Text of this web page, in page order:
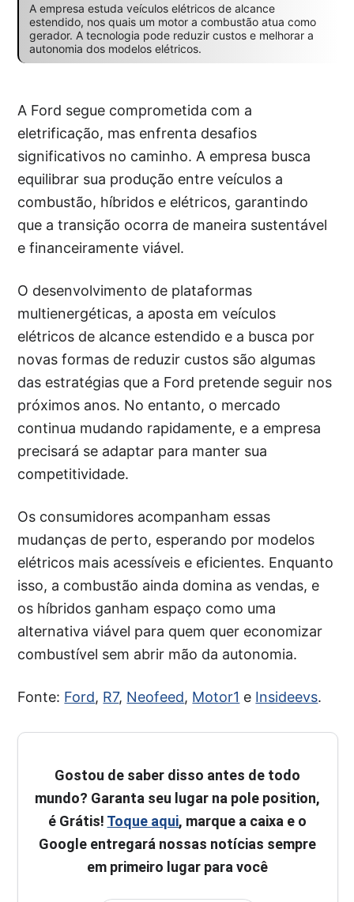
A empresa estuda veículos elétricos de alcance
estendido, nos quais um motor a combustão atua como
gerador. A tecnologia pode reduzir custos e melhorar a
autonomia dos modelos elétricos.
A Ford segue comprometida com a
eletrificação, mas enfrenta desafios
significativos no caminho. A empresa busca
equilibrar sua produção entre veículos a
combustão, híbridos e elétricos, garantindo
que a transição ocorra de maneira sustentável
e financeiramente viável.
O desenvolvimento de plataformas
multienergéticas, a aposta em veículos
elétricos de alcance estendido e a busca por
novas formas de reduzir custos são algumas
das estratégias que a Ford pretende seguir nos
próximos anos. No entanto, o mercado
continua mudando rapidamente, e a empresa
precisará se adaptar para manter sua
competitividade.
Os consumidores acompanham essas
mudanças de perto, esperando por modelos
elétricos mais acessíveis e eficientes. Enquanto
isso, a combustão ainda domina as vendas, e
os híbridos ganham espaço como uma
alternativa viável para quem quer economizar
combustível sem abrir mão da autonomia.
Fonte: Ford, R7, Neofeed, Motor1 e Insideevs.
Gostou de saber disso antes de todo
mundo? Garanta seu lugar na pole position,
é Grátis! Toque aqui, marque a caixa e o
Google entregará nossas notícias sempre
em primeiro lugar para você